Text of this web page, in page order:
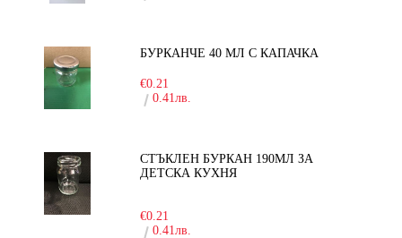
БУРКАНЧЕ 40 МЛ С КАПАЧКА
€0.21
0.41лв.
СТЪКЛЕН БУРКАН 190МЛ ЗА
ДЕТСКА КУХНЯ
€0.21
0.41лв.